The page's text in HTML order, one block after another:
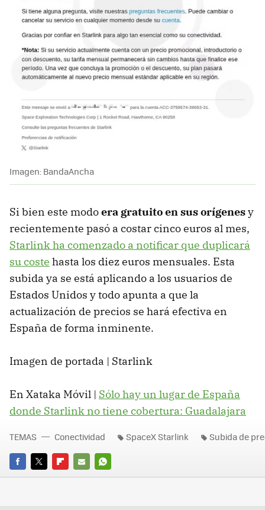
Imagen: BandaAncha
Si bien este modoera gratuito en sus orígenesy
recientemente pasó a costar cinco euros al mes,
Starlink ha comenzado a notificar que duplicará
su coste hasta los diez euros mensuales. Esta
subida ya se está aplicando a los usuarios de
Estados Unidos y todo apunta a que la
actualización de precios se hará efectiva en
España de forma inminente.
Imagen de portada | Starlink
En Xataka Móvil | Sólo hay un lugar de España
donde Starlink no tiene cobertura: Guadalajara
FACEBOOK
TWITTERFLIPBOARD
E-
WHATSAPP
TEMAS Conectividad SpaceX Starlink Subida de